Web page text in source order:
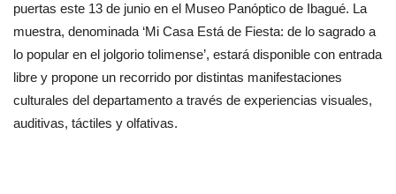
puertas este 13 de junio en el Museo Panóptico de Ibagué. La
muestra, denominada ‘Mi Casa Está de Fiesta: de lo sagrado a
lo popular en el jolgorio tolimense’, estará disponible con entrada
libre y propone un recorrido por distintas manifestaciones
culturales del departamento a través de experiencias visuales,
auditivas, táctiles y olfativas.